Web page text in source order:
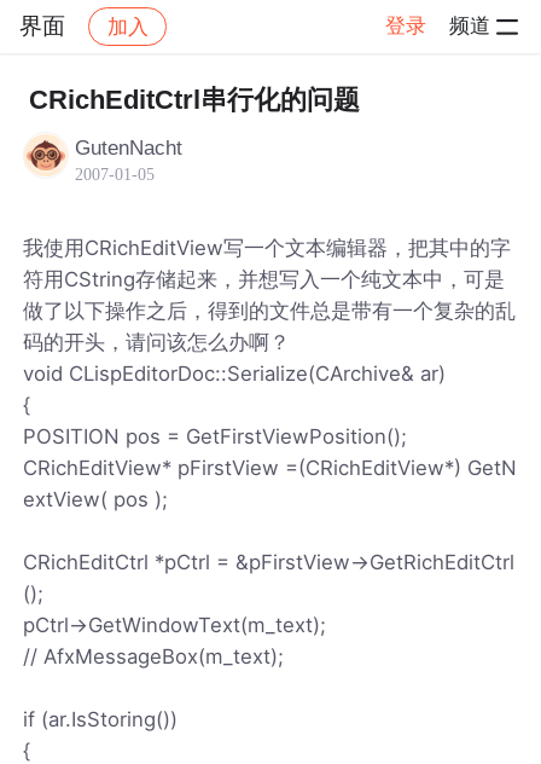
界面 加入 登录 频道
社区 界面 帖子详情
CRichEditCtrl串行化的问题
GutenNacht
2007-01-05
我使用CRichEditView写一个文本编辑器，把其中的字
符用CString存储起来，并想写入一个纯文本中，可是
做了以下操作之后，得到的文件总是带有一个复杂的乱
码的开头，请问该怎么办啊？
void CLispEditorDoc::Serialize(CArchive& ar)
{
POSITION pos = GetFirstViewPosition();
CRichEditView* pFirstView =(CRichEditView*) GetN
extView( pos );
CRichEditCtrl *pCtrl = &pFirstView->GetRichEditCtrl
();
pCtrl->GetWindowText(m_text);
// AfxMessageBox(m_text);
if (ar.IsStoring())
{